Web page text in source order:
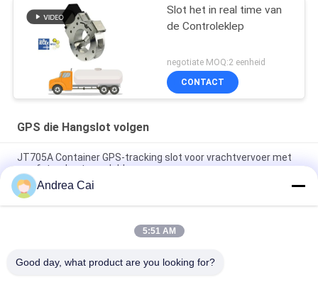
Slot het in real time van
de Controleklep
negotiate MOQ:2 eenheid
CONTACT
GPS die Hangslot volgen
JT705A Container GPS-tracking slot voor vrachtvervoer met
op afstand ontgrendeld
Anti-diefstal 15000mAh-Batterij GPS die Hangslot met
Afstandsbediening volgen
Jointech JT709A Container GPS tracking hangslot waterdicht
Andrea Cai
5:51 AM
Good day, what product are you looking for?